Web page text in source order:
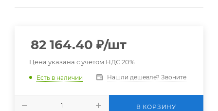
82 164.40 ₽/шт
Цена указана с учетом НДС 20%
Есть в наличии Нашли дешевле? Звоните
В КОРЗИНУ